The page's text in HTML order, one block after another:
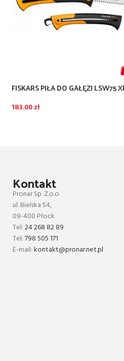
FISKARS PIŁA DO GAŁĘZI LSW75
183.00zł
Kontakt
Pronar Sp. Z.o.o
ul. Bielska 54,
09-400 Płock
Tel:24 268 82 89
Tel:798 505 171
E-mail:kontakt@pronar.net.pl